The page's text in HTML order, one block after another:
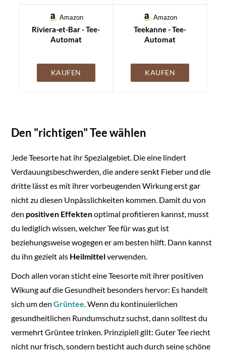
Amazon
Riviera-et-Bar - Tee-
Automat
KAUFEN
Amazon
Teekanne - Tee-
Automat
KAUFEN
Den "richtigen" Tee wählen
Jede Teesorte hat ihr Spezialgebiet. Die eine lindert
Verdauungsbeschwerden, die andere senkt Fieber und die
dritte lässt es mit ihrer vorbeugenden Wirkung erst gar
nicht zu diesen Unpässlichkeiten kommen. Damit du von
den positiven Effektenoptimal profitieren kannst, musst
du lediglich wissen, welcher Tee für was gut ist
beziehungsweise wogegen er am besten hilft. Dann kannst
du ihn gezielt als Heilmittelverwenden.
Doch allen voran sticht eine Teesorte mit ihrer positiven
Wikung auf die Gesundheit besonders hervor: Es handelt
sich um denGrüntee. Wenn du kontinuierlichen
gesundheitlichen Rundumschutz suchst, dann solltest du
vermehrt Grüntee trinken. Prinzipiell gilt: Guter Tee riecht
nicht nur frisch, sondern besticht auch durch seine schöne